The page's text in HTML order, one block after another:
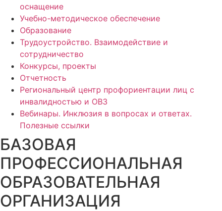
оснащение
Учебно-методическое обеспечение
Образование
Трудоустройство. Взаимодействие и
сотрудничество
Конкурсы, проекты
Отчетность
Региональный центр профориентации лиц с
инвалидностью и ОВЗ
Вебинары. Инклюзия в вопросах и ответах.
Полезные ссылки
БАЗОВАЯ
ПРОФЕССИОНАЛЬНАЯ
ОБРАЗОВАТЕЛЬНАЯ
ОРГАНИЗАЦИЯ